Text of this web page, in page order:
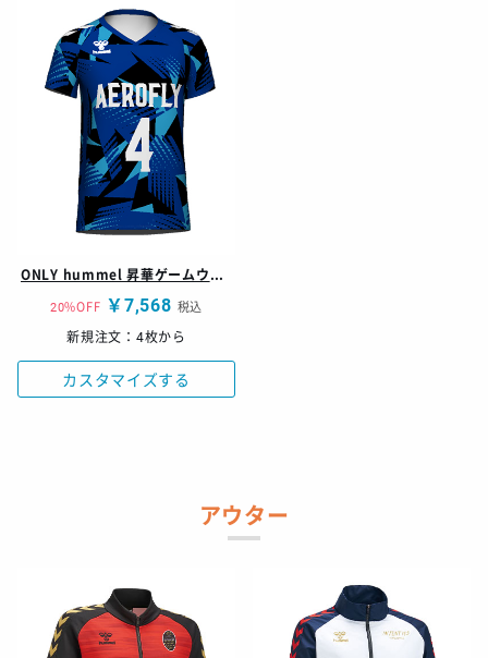
ONLY hummel 昇華ゲームウェア レディースシャツ
20%OFF ￥7,568 税込
新規注文：4枚から
カスタマイズする
アウター